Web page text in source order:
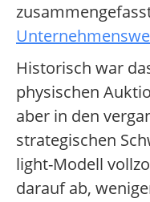
Historisch war
physischen
aber in den
strategischen
light-Modell
darauf ab,